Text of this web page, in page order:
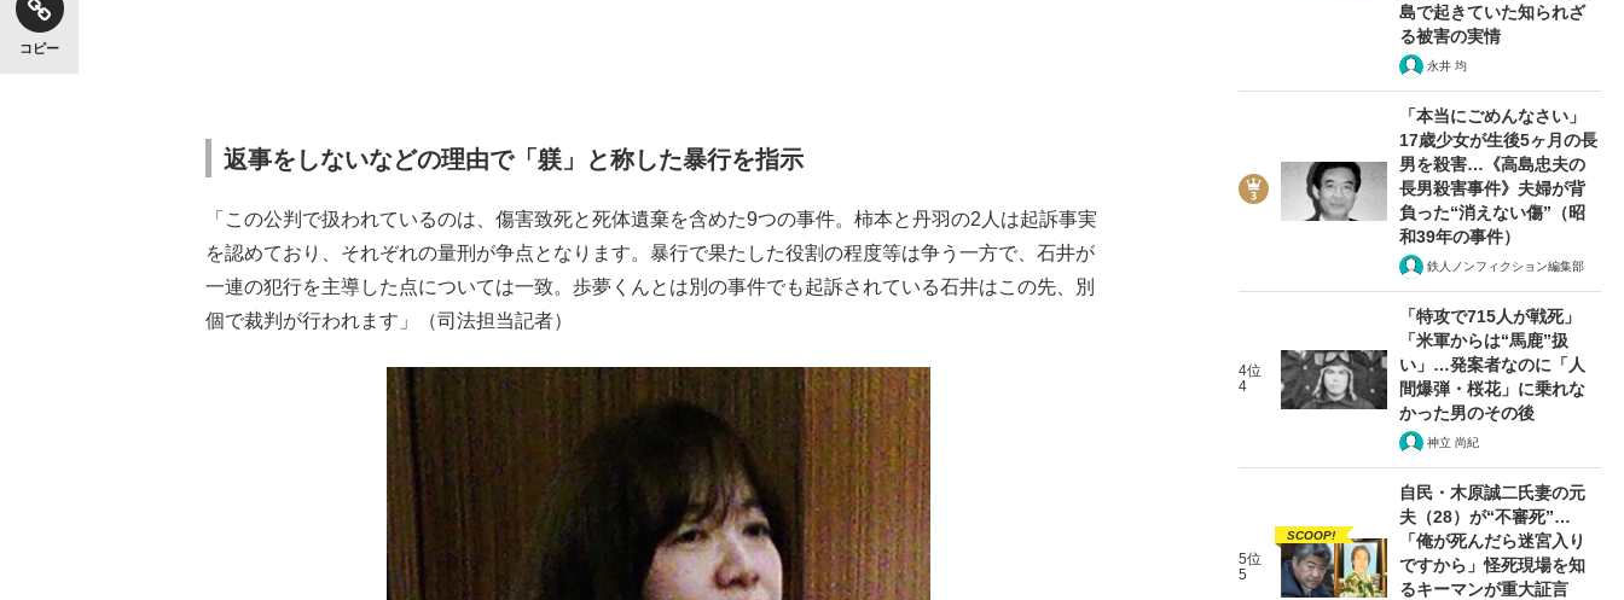
コピー
返事をしないなどの理由で「躾」と称した暴行を指示
「この公判で扱われているのは、傷害致死と死体遺棄を含めた9つの事件。柿本と丹羽の2人は起訴事実
を認めており、それぞれの量刑が争点となります。暴行で果たした役割の程度等は争う一方で、石井が
一連の犯行を主導した点については一致。歩夢くんとは別の事件でも起訴されている石井はこの先、別
個で裁判が行われます」（司法担当記者）
島で起きていた知られざ
る被害の実情
永井 均
「本当にごめんなさい」
17歳少女が生後5ヶ月の長
男を殺害…《高島忠夫の
長男殺害事件》夫婦が背
負った“消えない傷”（昭
和39年の事件）
鉄人ノンフィクション編集部
4位
4
「特攻で715人が戦死」
「米軍からは“馬鹿”扱
い」…発案者なのに「人
間爆弾・桜花」に乗れな
かった男のその後
神立 尚紀
5位
5
SCOOP!
自民・木原誠二氏妻の元
夫（28）が“不審死”…
「俺が死んだら迷宮入り
ですから」怪死現場を知
るキーマンが重大証言